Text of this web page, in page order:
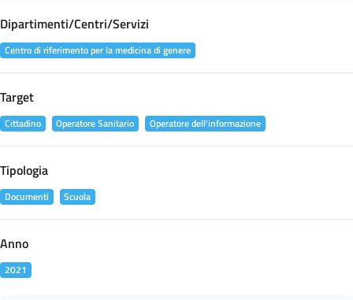
Dipartimenti/Centri/Servizi
Centro di riferimento per la medicina di genere
Target
Cittadino Operatore Sanitario Operatore dell'informazione
Tipologia
Documenti Scuola
Anno
2021